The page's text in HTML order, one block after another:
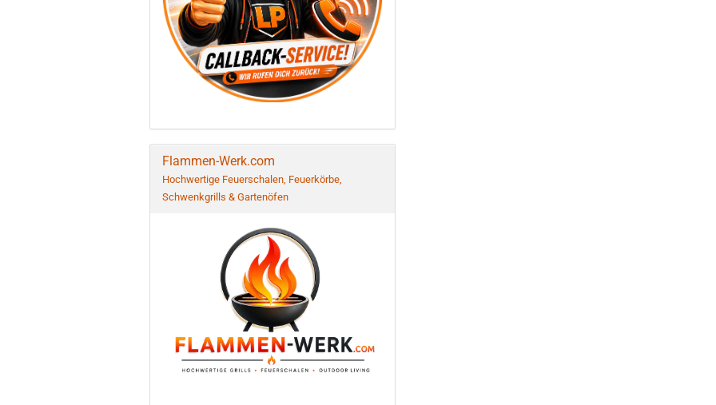
Flammen-Werk.com
Hochwertige Feuerschalen, Feuerkörbe,
Schwenkgrills & Gartenöfen